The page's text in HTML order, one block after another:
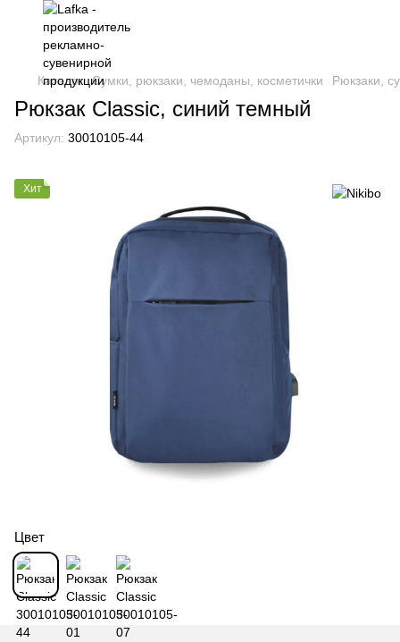
Каталог Сумки, рюкзаки, чемоданы, косметички Рюкзаки,
Рюкзак Classic, синий темный
Артикул: 30010105-44
Хит
Цвет